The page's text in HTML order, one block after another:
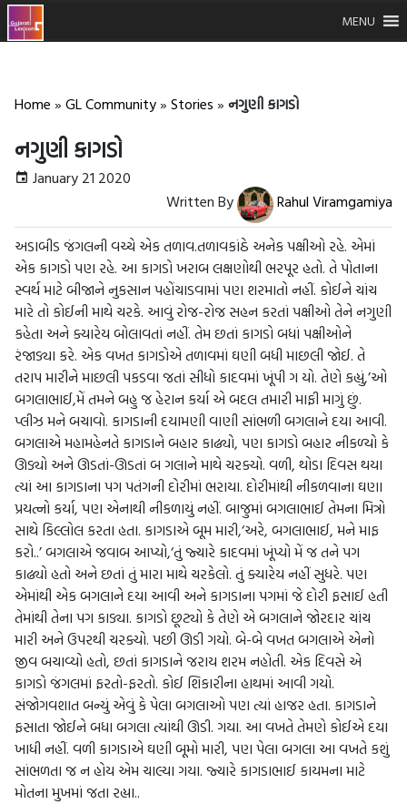
MENU
Home » GL Community» Stories » નગુણી કાગડો
નગુણી કાગડો
January 21 2020
Written By
Rahul Viramgamiya
અડાબીડ જંગલની વચ્ચે એક તળાવ.તળાવકાંઠે અનેક પક્ષીઓ રહે. એમાં
એક કાગડો પણ રહે. આ કાગડો ખરાબ લક્ષણોથી ભરપૂર હતો. તે પોતાના
સ્વર્થ માટે બીજાને નુકસાન પહોંચાડવામાં પણ શરમાતો નહીં. કોઈને ચાંચ
મારે તો કોઈની માથે ચરકે. આવું રોજ-રોજ સહન કરતાં પક્ષીઓ તેને નગુણી
કહેતા અને ક્યારેય બોલાવતાં નહીં. તેમ છતાં કાગડો બધાં પક્ષીઓને
રંજાડ્યા કરે. એક વખત કાગડોએ તળાવમાં ઘણી બધી માછલી જોઈ. તે
તરાપ મારીને માછલી પકડવા જતાં સીધો કાદવમાં ખૂંપી ગ યો. તેણે કહ્યું,’ઓ
બગલાભાઈ,મેં તમને બહુ જ હેરાન કર્યા એ બદલ તમારી માફી માગું છું.
પ્લીઝ મને બચાવો. કાગડાની દયામણી વાણી સાંભળી બગલાને દયા આવી.
બગલાએ મહામહેનતે કાગડાને બહાર કાઢ્યો, પણ કાગડો બહાર નીકળ્યો કે
ઊડ્યો અને ઊડતાં-ઊડતાં બ ગલાને માથે ચરક્યો. વળી, થોડા દિવસ થયા
ત્યાં આ કાગડાના પગ પતંગની દોરીમાં ભરાયા. દોરીમાંથી નીકળવાના ઘણા
પ્રયત્નો કર્યા, પણ એનાથી નીકળાયું નહીં. બાજુમાં બગલાભાઈ તેમના મિત્રો
સાથે કિલ્લોલ કરતા હતા. કાગડાએ બૂમ મારી,‘અરે, બગલાભાઈ, મને માફ
કરો..’ બગલાએ જવાબ આપ્યો,‘તું જ્યારે કાદવમાં ખૂંપ્યો મેં જ તને પગ
કાઢ્યો હતો અને છતાં તું મારા માથે ચરકેલો. તું ક્યારેય નહીં સુધરે. પણ
એમાંથી એક બગલાને દયા આવી અને કાગડાના પગમાં જે દોરી ફસાઈ હતી
તેમાંથી તેના પગ કાડ્યા. કાગડો છૂટ્યો કે તેણે એ બગલાને જોરદાર ચાંચ
મારી અને ઉપરથી ચરક્યો. પછી ઊડી ગયો. બે-બે વખત બગલાએ એનો
જીવ બચાવ્યો હતો, છતાં કાગડાને જરાય શરમ નહોતી. એક દિવસે એ
કાગડો જંગલમાં ફરતો-ફરતો. કોઈ શિકારીના હાથમાં આવી ગયો.
સંજોગવશાત બન્યું એવું કે પેલા બગલાઓ પણ ત્યાં હાજર હતા. કાગડાને
ફસાતા જોઈને બધા બગલા ત્યાંથી ઊડી. ગયા. આ વખતે તેમણે કોઈએ દયા
ખાધી નહીં. વળી કાગડાએ ઘણી બૂમો મારી, પણ પેલા બગલા આ વખતે કશું
સાંભળતા જ ન હોય એમ ચાલ્યા ગયા. જ્યારે કાગડાભાઈ કાયમના માટે
મોતના મુખમાં જતા રહ્યા..